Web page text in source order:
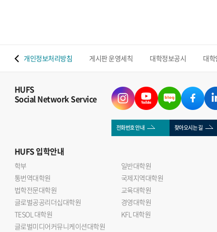
개인정보처리방침 게시판 운영세칙 대학정보공시 대
HUFS
Social Network Service
전화번호 안내 찾아오시는 길
HUFS입학안내
학부
일반대학원
통번역대학원
국제지역대학원
법학전문대학원
교육대학원
글로벌공공리더십대학원
경영대학원
TESOL 대학원
KFL 대학원
글로벌미디어커뮤니케이션대학원